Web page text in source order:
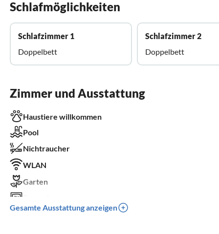
Schlafmöglichkeiten
Schlafzimmer 1
Doppelbett
Schlafzimmer 2
Doppelbett
Zimmer und Ausstattung
Haustiere willkommen
Pool
Nichtraucher
WLAN
Garten
Terrasse
Gesamte Ausstattung anzeigen